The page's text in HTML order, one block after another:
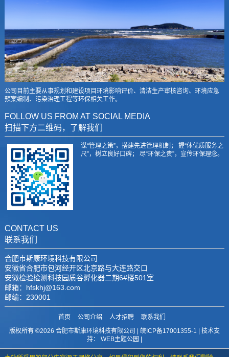
公司目前主要从事规划和建设项目环境影响评价、清洁生产审核咨询、环境应急
预案编制、污染治理工程等环保相关工作。
FOLLOW US FROM AT SOCIAL MEDIA
扫描下方二维码，了解我们
谋“管理之策”，搭建先进管理机制； 握“体优质服务之
尺”，树立良好口碑； 尽“环保之责”，宣传环保理念。
CONTACT US
联系我们
合肥市斯康环境科技有限公司
安徽省合肥市包河经开区北京路与大连路交口
安徽检验检测科技园质谷孵化器二期6#楼501室
邮箱：hfskhj@163.com
邮编：230001
首页 公司介绍 人才招聘
联系我们
版权所有 ©2026 合肥市斯康环境科技有限公司 | 皖ICP备17001355-1 | 技术支
持： WEB主题公园